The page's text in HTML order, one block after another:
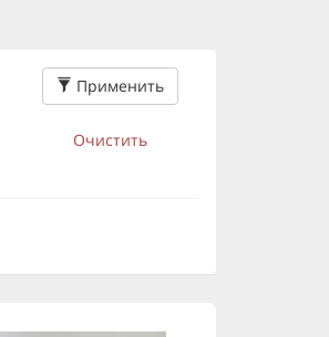
Применить
Очистить